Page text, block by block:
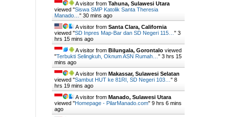
A visitor from Tahuna, Sulawesi Utara
viewed "Siswa SMP Katolik Santa Theresia
Manado… " 30 mins ago
A visitor from Santa Clara, California
viewed "SD Inpres Map-Bar dan SD Negeri 115… " 3
hrs 15 mins ago
A visitor from Bilungala, Gorontalo viewed
"Terbukti Selingkuh, Oknum ASN Rumah… " 3 hrs 15
mins ago
A visitor from Makassar, Sulawesi Selatan
viewed "Sambut HUT ke 81RI, SD Negeri 103… " 8
hrs 19 mins ago
A visitor from Manado, Sulawesi Utara
viewed "Homepage - PilarManado.com" 9 hrs 6 mins
ago